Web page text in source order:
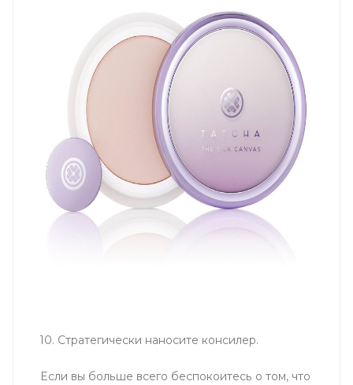
10. Стратегически наносите консилер.
Если вы больше всего беспокоитесь о том, что